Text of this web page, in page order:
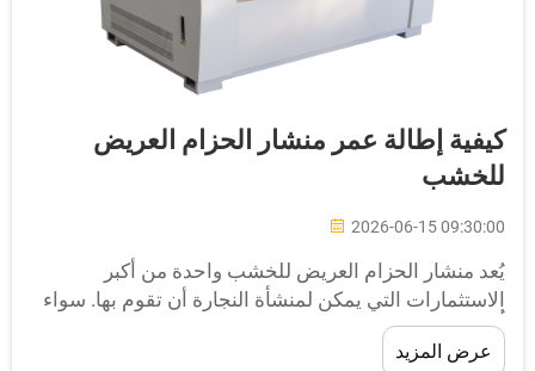
إطالة عمر منشار الحزام العريض
2026-06-15
منشار الحزام العريض للخشب واحدة من أكبر
التي يمكن لمنشأة النجارة أن تقوم بها. سواء
في تصنيع الخزائن أو إنتاج الأبواب أو تشطيب
فإن منشار الحزام العريض للخشب يوفّر جودةعرض المزيد